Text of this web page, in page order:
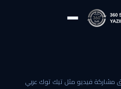
مشاركة فيديو مثل تيك توك عربي